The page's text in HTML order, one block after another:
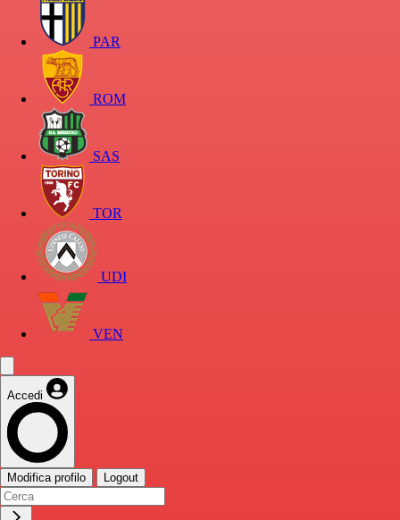
PAR
ROM
SAS
TOR
UDI
VEN
Accedi
Modifica profilo Logout